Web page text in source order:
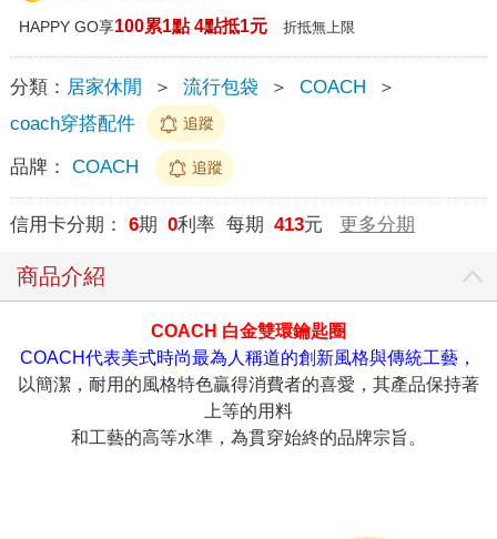
HAPPY GO享100累1點 4點抵1元 折抵無上限
分類： 居家休閒 ＞ 流行包袋 ＞ COACH
＞
coach穿搭配件
追蹤
品牌： COACH 追蹤
信用卡分期： 6期 0利率 每期 413元 更多分期
商品介紹
COACH 白金雙環鑰匙圈
COACH代表美式時尚最為人稱道的創新風格與傳統工藝，
以簡潔，耐用的風格特色贏得消費者的喜愛，其產品保持著
上等的用料
和工藝的高等水準，為貫穿始終的品牌宗旨。